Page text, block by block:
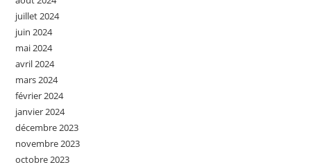
juillet 2024
juin 2024
mai 2024
avril 2024
mars 2024
février 2024
janvier 2024
décembre 2023
novembre 2023
octobre 2023